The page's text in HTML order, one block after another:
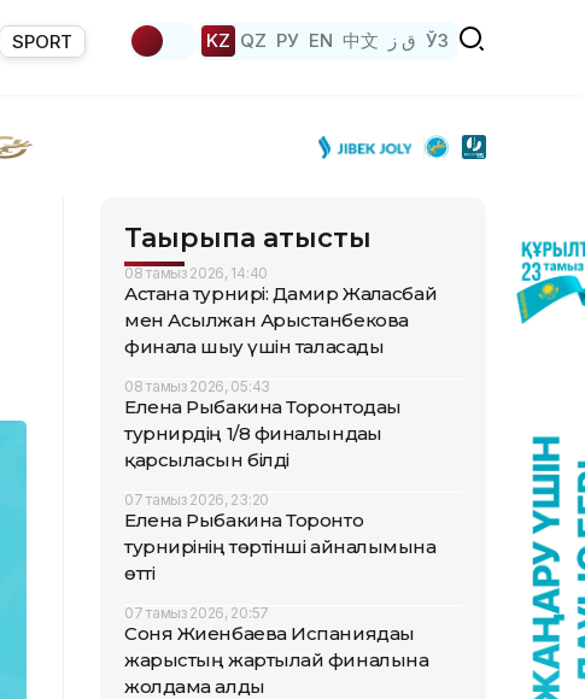
SPORT KZ QZ РУ EN 中文 ق ز ЎЗ
Тақырыпқа қатысты
08 тамыз 2026, 14:40
Астана турнирі: Дамир Жалғасбай
мен Асылжан Арыстанбекова
финалға шығу үшін таласады
08 тамыз 2026, 05:43
Елена Рыбакина Торонтодағы
турнирдің 1/8 финалындағы
қарсыласын білді
07 тамыз 2026, 23:20
Елена Рыбакина Торонто
турнирінің төртінші айналымына
өтті
07 тамыз 2026, 20:57
Соня Жиенбаева Испаниядағы
жарыстың жартылай финалына
жолдама алды